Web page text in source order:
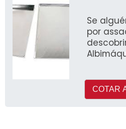
Se
por
COTAR